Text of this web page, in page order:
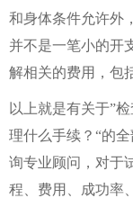
和身体条件允许外
并不是一笔小的开
解相关的费用，包
以上就是有关于”
理什么手续？“的
询专业顾问，对于
程、费用、成功率